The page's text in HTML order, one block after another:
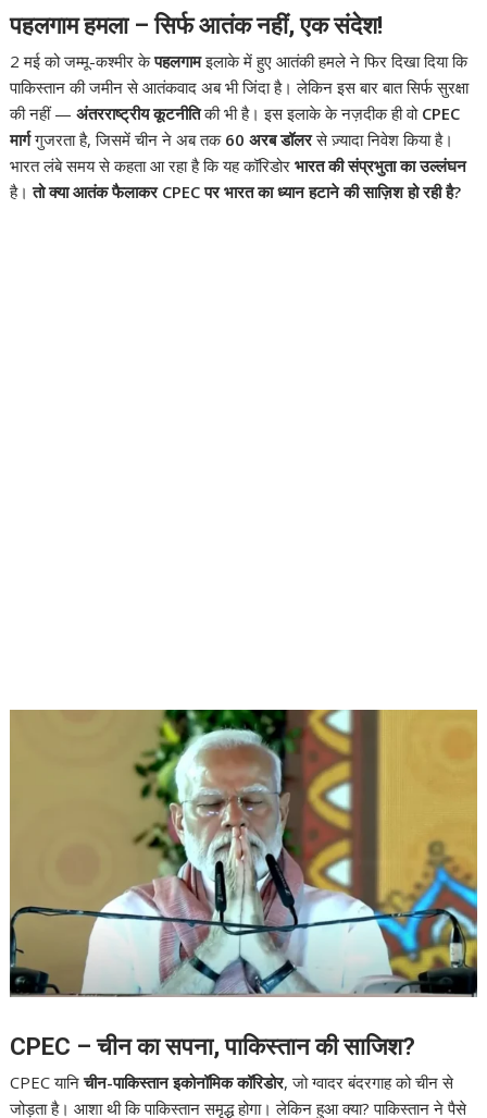
पहलगाम हमला – सिर्फ आतंक नहीं, एक संदेश!
2 मई को जम्मू-कश्मीर केपहलगामइलाके में हुए आतंकी हमले ने फिर दिखा दिया कि
पाकिस्तान की जमीन से आतंकवाद अब भी जिंदा है। लेकिन इस बार बात सिर्फ सुरक्षा
की नहीं —अंतरराष्ट्रीय कूटनीतिकी भी है। इस इलाके के नज़दीक ही वो CPEC
मार्गगुजरता है, जिसमें चीन ने अब तक 60 अरब डॉलरसे ज़्यादा निवेश किया है।
भारत लंबे समय से कहता आ रहा है कि यह कॉरिडोरभारत की संप्रभुता का उल्लंघन
है।तो क्या आतंक फैलाकर CPEC पर भारत का ध्यान हटाने की साज़िश हो रही है?
CPEC – चीन का सपना, पाकिस्तान की साजिश?
CPEC यानिचीन-पाकिस्तान इकोनॉमिक कॉरिडोर, जो ग्वादर बंदरगाह को चीन से
जोड़ता है। आशा थी कि पाकिस्तान समृद्ध होगा। लेकिन हुआ क्या? पाकिस्तान ने पैसे